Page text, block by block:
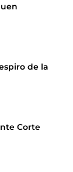
de la
Corte